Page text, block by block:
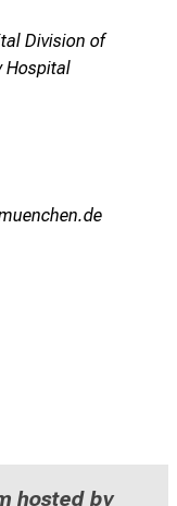
Division of
Hospital
hosted by